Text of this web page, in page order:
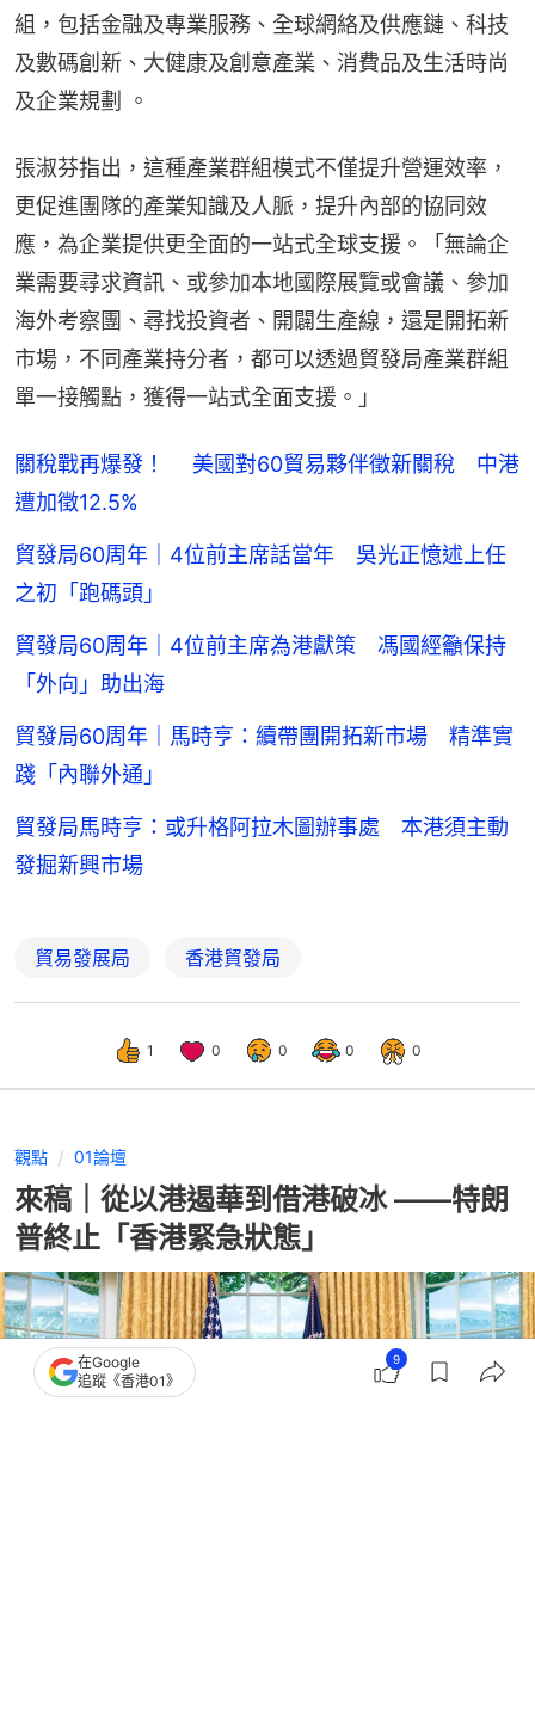
組，包括金融及專業服務、全球網絡及供應鏈、科技
及數碼創新、大健康及創意產業、消費品及生活時尚
及企業規劃 。
張淑芬指出，這種產業群組模式不僅提升營運效率，
更促進團隊的產業知識及人脈，提升內部的協同效
應，為企業提供更全面的一站式全球支援。「無論企
業需要尋求資訊、或參加本地國際展覽或會議、參加
海外考察團、尋找投資者、開闢生產線，還是開拓新
市場，不同產業持分者，都可以透過貿發局產業群組
單一接觸點，獲得一站式全面支援。」
關稅戰再爆發！ 美國對60貿易夥伴徵新關稅 中港
遭加徵12.5%
貿發局60周年｜4位前主席話當年 吳光正憶述上任
之初「跑碼頭」
貿發局60周年｜4位前主席為港獻策 馮國經籲保持
「外向」助出海
貿發局60周年｜馬時亨：續帶團開拓新市場 精準實
踐「內聯外通」
貿發局馬時亨：或升格阿拉木圖辦事處 本港須主動
發掘新興市場
貿易發展局 香港貿發局
1 0 0 0 0
觀點 01論壇
來稿｜從以港遏華到借港破冰 ——特朗
普終止「香港緊急狀態」
在Google
追蹤《香港01》
9